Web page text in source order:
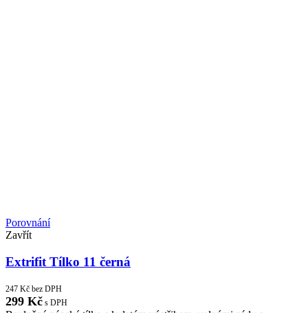
Porovnání
Zavřít
Extrifit Tílko 11 černá
247 Kč bez DPH
299 Kč s DPH